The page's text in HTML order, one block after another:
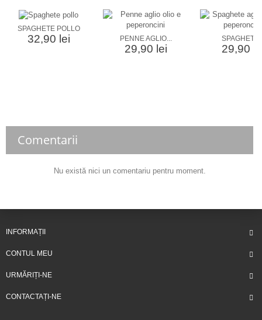
SPAGHETE POLLO
32,90 lei PENNE AGLIO...
29,90 lei 29,90
Comentarii
Nu există nici un comentariu pentru moment.
INFORMAȚII
CONTUL MEU
URMĂRIȚI-NE
CONTACTAȚI-NE